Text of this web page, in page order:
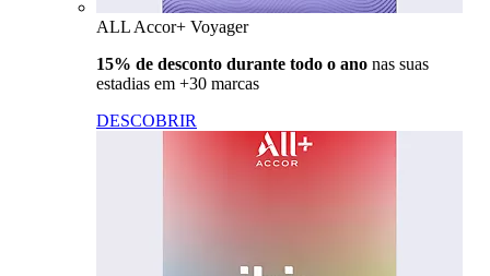
ALL Accor+ Voyager
15% de desconto durante todo o ano nas suas
estadias em +30 marcas
DESCOBRIR